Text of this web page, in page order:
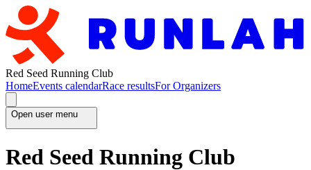
Red Seed Running Club
HomeEvents calendarRace resultsFor Organizers
Open user menu
Red Seed Running Club